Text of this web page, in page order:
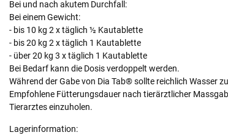
Bei und nach akutem Durchfall:
Bei einem Gewicht:
- bis 10 kg 2 x täglich ½ Kautablette
- bis 20 kg 2 x täglich 1 Kautablette
- über 20 kg 3 x täglich 1 Kautablette
Bei Bedarf kann die Dosis verdoppelt werden.
Während der Gabe von Dia Tab® sollte reichlich Wasser
Empfohlene Fütterungsdauer nach tierärztlicher
Tierarztes einzuholen.
Lagerinformation: